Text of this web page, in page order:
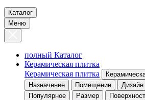
Каталог
Меню
полный Каталог
Керамическая плитка
Керамическая плитка
Назначение
Помещение Дизайн
Популярное
Размер